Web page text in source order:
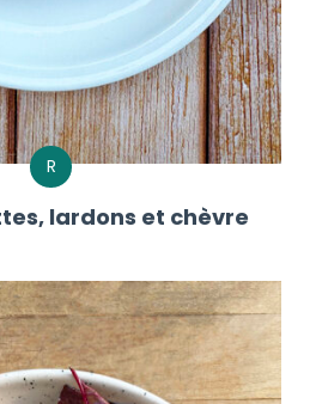
R
lardons et chèvre